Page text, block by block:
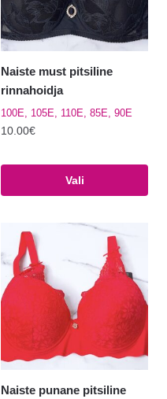
tootelehel.
Naiste must pitsiline
rinnahoidja
100E, 105E, 110E, 85E, 90E
10.00€
Vali
on
varianti.
Valikuid
saab
teha
Naiste punane pitsiline